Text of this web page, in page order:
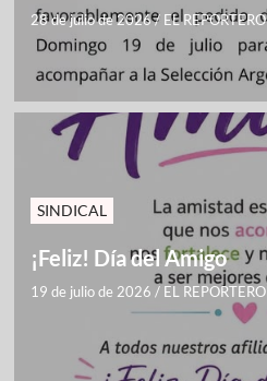
28 de julio de 2026/ EL REPORTERO
SINDICAL
¡Feliz! Día del Amigo
19 de julio de 2026 / EL REPORTERO